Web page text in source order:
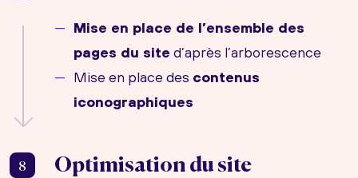
Mise en place de l’ensemble des
pages du site d’après l’arborescence
Mise en place des contenus
iconographiques
8 Optimisation du site